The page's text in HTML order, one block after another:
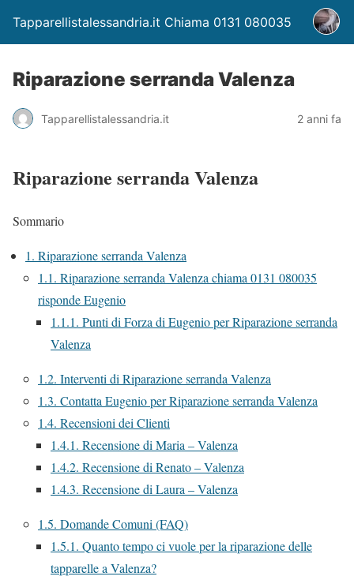
Tapparellistalessandria.it Chiama 0131 080035
Riparazione serranda Valenza
Tapparellistalessandria.it 2 anni fa
Riparazione serranda Valenza
Sommario
1. Riparazione serranda Valenza
1.1. Riparazione serranda Valenza chiama 0131 080035
risponde Eugenio
1.1.1. Punti di Forza di Eugenio per Riparazione serranda
Valenza
1.2. Interventi di Riparazione serranda Valenza
1.3. Contatta Eugenio per Riparazione serranda Valenza
1.4. Recensioni dei Clienti
1.4.1. Recensione di Maria – Valenza
1.4.2. Recensione di Renato – Valenza
1.4.3. Recensione di Laura – Valenza
1.5. Domande Comuni (FAQ)
1.5.1. Quanto tempo ci vuole per la riparazione delle
tapparelle a Valenza?